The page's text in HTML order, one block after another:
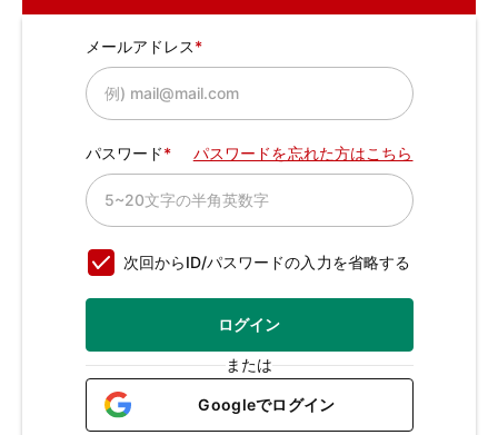
メールアドレス
パスワード パスワードを忘れた方はこちら
次回からID/パスワードの入力を省略する
ログイン
または
Googleでログイン